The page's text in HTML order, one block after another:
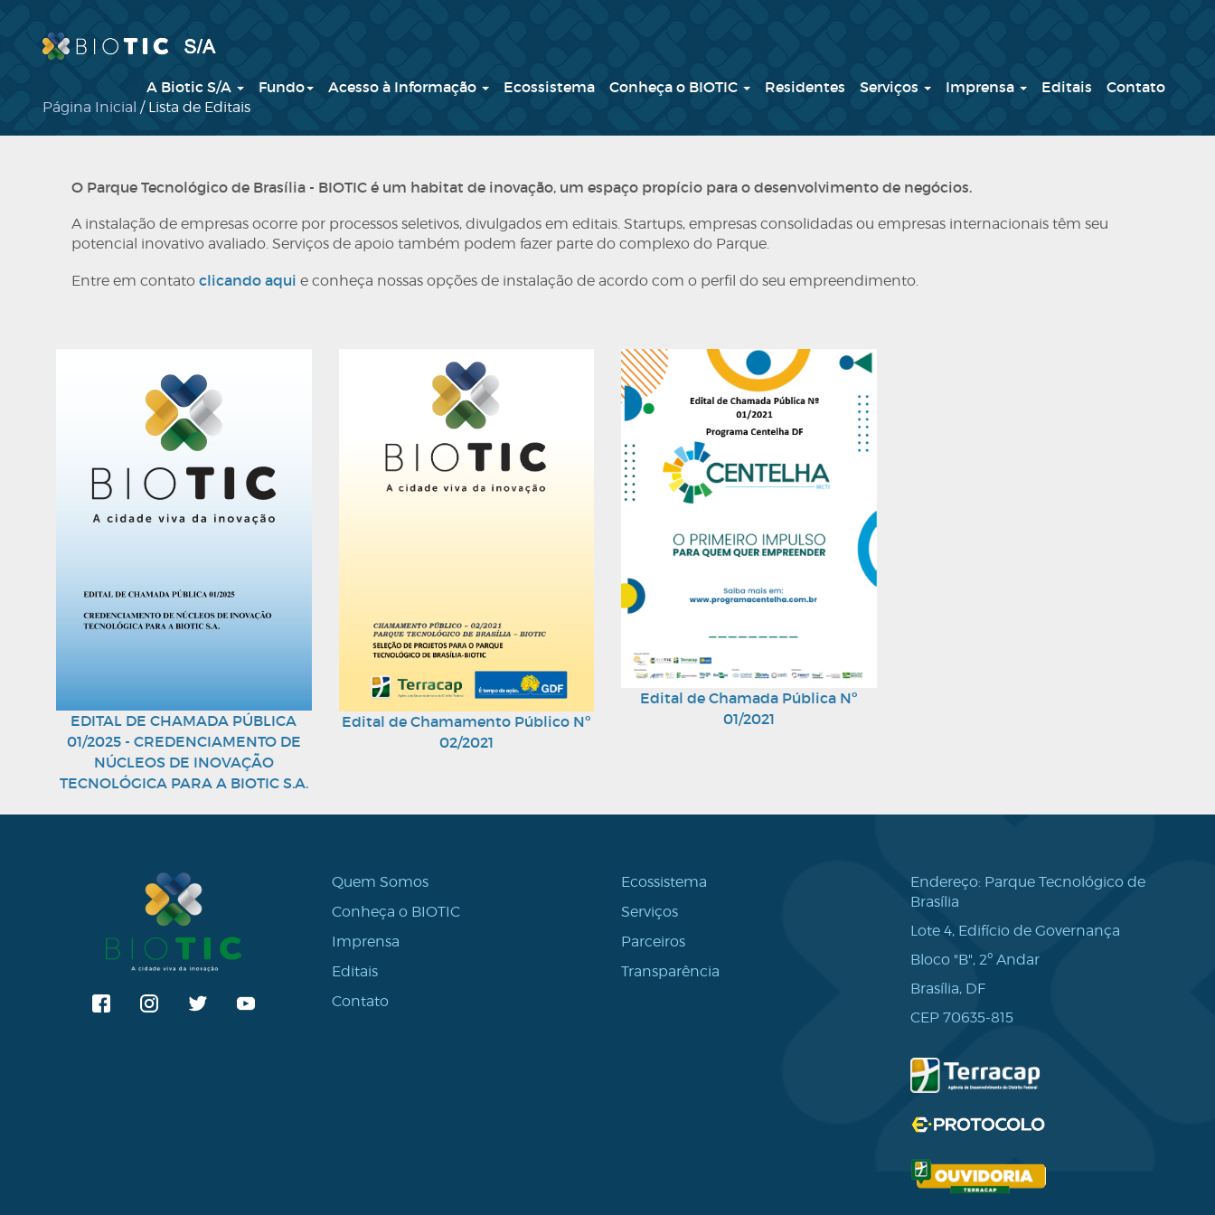
A Biotic S/A Fundo Acesso à Informação Ecossistema Conheça o BIOTIC Residentes Serviços Imprensa Editais Contato
Página Inicial / Lista de Editais
O Parque Tecnológico de Brasília - BIOTIC é um habitat de inovação, um espaço propício para o desenvolvimento de negócios.
A instalação de empresas ocorre por processos seletivos, divulgados em editais. Startups, empresas consolidadas ou empresas internacionais têm seu
potencial inovativo avaliado. Serviços de apoio também podem fazer parte do complexo do Parque.
Entre em contato clicando aqui e conheça nossas opções de instalação de acordo com o perfil do seu empreendimento.
EDITAL DE CHAMADA PÚBLICA
01/2025 - CREDENCIAMENTO DE
NÚCLEOS DE INOVAÇÃO
TECNOLÓGICA PARA A BIOTIC S.A.
Edital de Chamamento Público Nº
02/2021
Edital de Chamada Pública Nº
01/2021
Quem Somos
Conheça o BIOTIC
Imprensa
Editais
Contato
Ecossistema
Serviços
Parceiros
Transparência
Endereço: Parque Tecnológico de
Brasília
Lote 4, Edifício de Governança
Bloco "B", 2º Andar
Brasília, DF
CEP 70635-815